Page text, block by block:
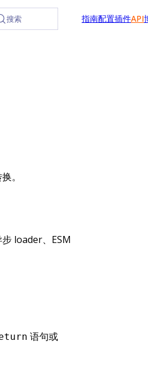
at /zh/llms-full.txt,
搜索 指南配置插件API
。
loader、ESM
语句或